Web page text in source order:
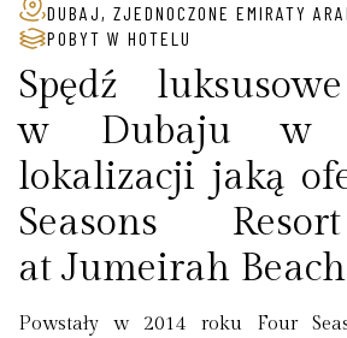
DUBAJ, ZJEDNOCZONE EMIRATY
POBYT W HOTELU
Spędź
w Dubaju w
lokalizacji jaką
Seasons
at Jumeirah Beach
Powstały w 2014 roku Four